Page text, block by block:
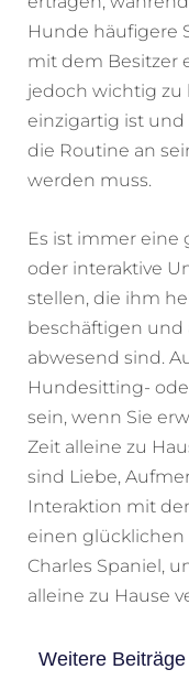
Hunde häufigere
mit dem Besitzer
jedoch wichtig zu
einzigartig ist
die Routine an
werden muss.
Es ist immer eine
oder interaktive
stellen, die ihm
beschäftigen und
abwesend sind.
Hundesitting-
sein, wenn Sie
Zeit alleine zu
sind Liebe,
Interaktion mit
einen glücklichen
Charles Spaniel,
alleine zu Hause
Weitere Beiträge